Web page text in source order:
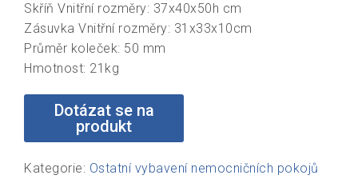
Skříň Vnitřní rozměry: 37x40x50h cm
Zásuvka Vnitřní rozměry: 31x33x10cm
Průměr koleček: 50 mm
Hmotnost: 21kg
Kategorie: Ostatní vybavení nemocničních pokojů